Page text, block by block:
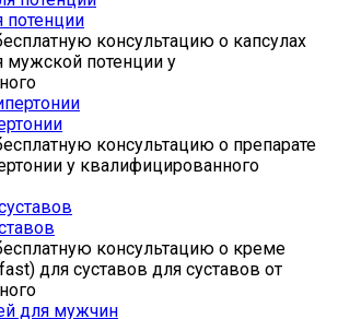
потенции
консультацию о капсулах
мужской потенции у
консультацию о препарате
у квалифицированного
консультацию о креме
для суставов для суставов от